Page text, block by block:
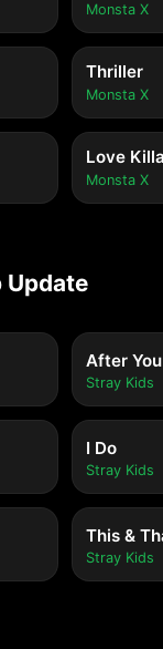
Monsta X
Thriller
Monsta X
Love Killa
Monsta X
Update
After You
Stray Kids
I Do
Stray Kids
This &
Stray Kids